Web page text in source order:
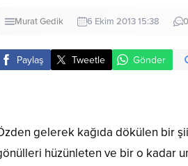
Murat Gedik 6 Ekim 2013 15:38 0
Paylaş Tweetle Gönder
gelerek kağıda dökülen bir
hüzünleten ve bir o kadar